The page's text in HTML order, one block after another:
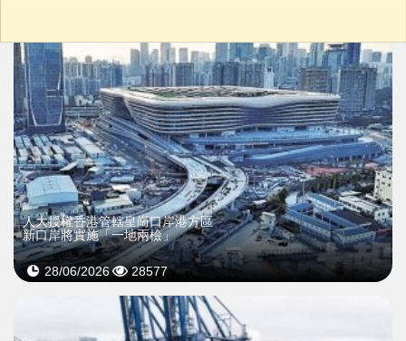
人大授權香港管轄皇崗口岸港方區
新口岸將實施「一地兩檢」
28/06/2026 28577